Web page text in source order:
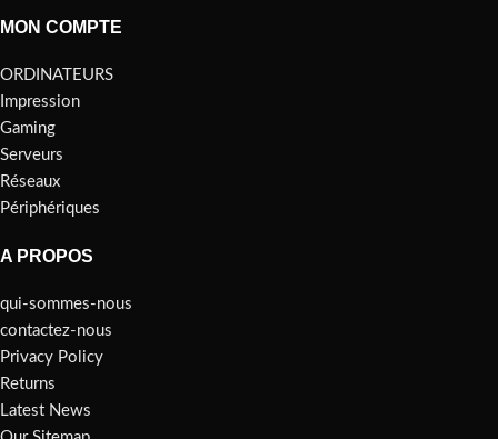
MON COMPTE
ORDINATEURS
Impression
Gaming
Serveurs
Réseaux
Périphériques
A PROPOS
qui-sommes-nous
contactez-nous
Privacy Policy
Returns
Latest News